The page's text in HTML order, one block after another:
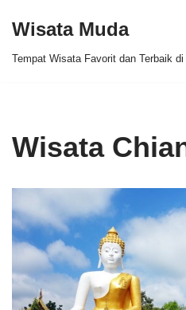
Wisata Muda
Tempat Wisata Favorit dan Terbaik di
Wisata